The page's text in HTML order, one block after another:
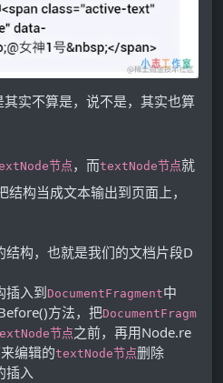
实不算是，说不是，其实也算
节点，而textNode节点就
结构当成文本输出到页面上，
构，也就是我们的文档片段D
插入到DocumentFragment中
方法，把DocumentFragm
节点之前，再用Node.re
编辑的textNode节点删除
插入